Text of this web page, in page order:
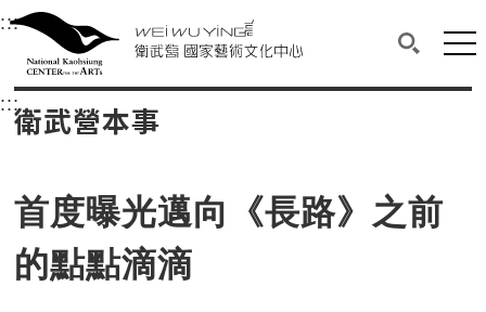
衛武營國家藝術文化中心
中央內容區塊，為本頁主要內容區。
:::選單連結區塊，此區塊列有本網站主要連結。
衛武營國家藝術文化中心
搜尋(開
網
:::中央內容區塊，為本頁主要內容區。
衛武營本事
首度曝光邁向《長路》之前
的點點滴滴